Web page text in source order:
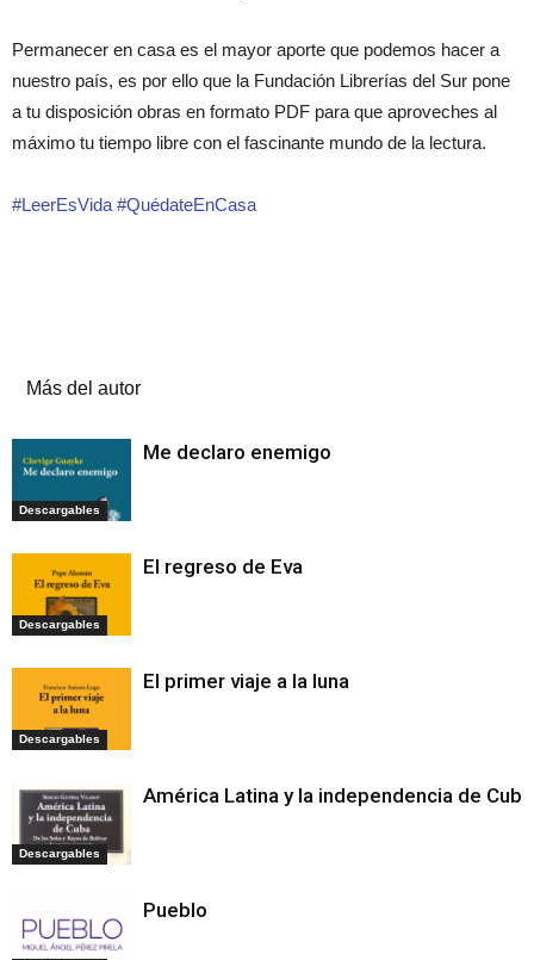
Permanecer en casa es el mayor aporte que podemos hacer a
nuestro país, es por ello que la Fundación Librerías del Sur pone
a tu disposición obras en formato PDF para que aproveches al
máximo tu tiempo libre con el fascinante mundo de la lectura.
#LeerEsVida #QuédateEnCasa
Más del autor
Descargables
Me declaro enemigo
Descargables
El regreso de Eva
Descargables
El primer viaje a la luna
Descargables
América Latina y la independencia de Cuba
Pueblo